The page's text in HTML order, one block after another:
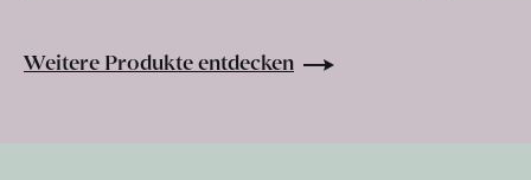
Weitere Produkte entdecken